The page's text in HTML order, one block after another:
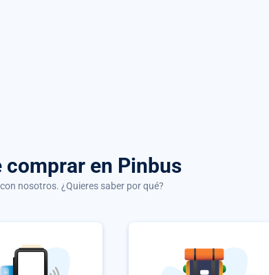
comprar en Pinbus
nosotros. ¿Quieres saber por qué?